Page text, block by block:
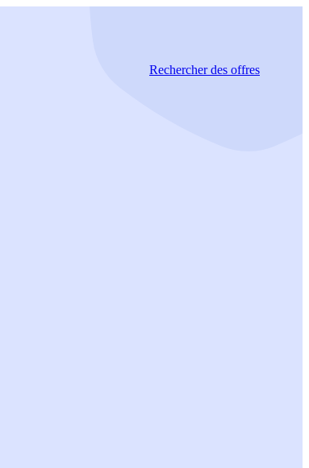
Rechercherdes offres